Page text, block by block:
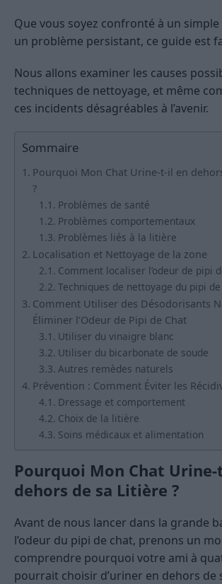
Que vous soyez confronté à un
un problème persistant, ce guide est
Nous allons examiner les causes
techniques de nettoyage, et même
ces incidents désagréables à l’avenir.
Sommaire
Pourquoi Mon Chat Urine-t-il en
?
Problèmes de santé
Problèmes comportementaux
Problèmes liés à la litière
Localisation et Nettoyage de la zone
Comment localiser l’odeur de pipi
Techniques de nettoyage du pipi
Comment Utiliser des Désodorisants
Éliminer l’Odeur de Pipi de Chat
Utiliser du vinaigre blanc
Utiliser du bicarbonate de soude
Autres remèdes naturels
Prévention : Comment Éviter les
Dressage et comportement
Choix de la litière
Soins médicaux et alimentation
Pourquoi Mon Chat
dehors de sa Litière ?
Avant de nous lancer dans la grande
l’odeur du pipi de chat, prenons un
comprendre pourquoi votre ami à
pourrait choisir d’uriner en dehors de